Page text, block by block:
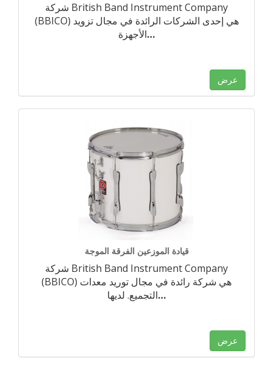
شركة British Band Instrument Company
(BBICO) هي إحدى الشركات الرائدة في مجال تزويد
الأجهزة…
عرض
قيادة الموزعين الفرقة الموجة
شركة British Band Instrument Company
(BBICO) هي شركة رائدة في مجال توريد معدات
التجميع. لديها…
عرض